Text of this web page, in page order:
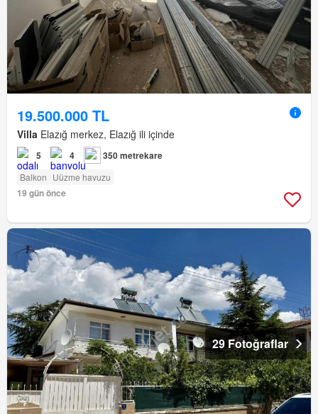
19.500.000 TL
Villa Elazığ merkez, Elazığ ili içinde
5 4 350 metrekare
Balkon Uüzme havuzu
19 gün önce
29 Fotoğraflar